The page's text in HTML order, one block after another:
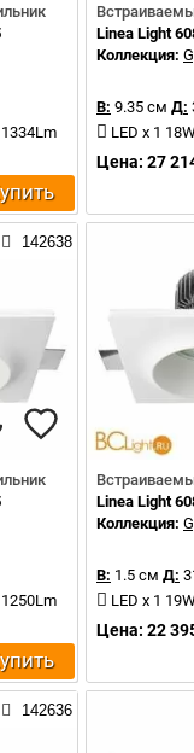
Linea Light
Коллекция:
В: 9.35 см Д:
LED x 1
Цена: 27
142638
Linea Light
Коллекция:
В: 1.5 см Д:
LED x 1
Цена: 22
142636